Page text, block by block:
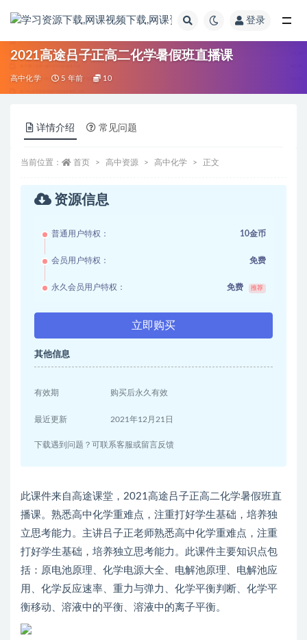
登录
2021高途吕子正高二化学暑假班直播课
高中化学 5 年前 10
详情介绍 常见问题
当前位置： 首页 高中资源 高中化学 正文
资源信息
普通用户特权： 10金币
会员用户特权： 免费
永久会员用户特权： 免费 推荐
立即购买
其他信息
有效期 购买后永久有效
最近更新 2021年12月21日
下载遇到问题？可联系客服或留言反馈
此课件来自高途课堂，2021高途吕子正高二化学暑假班直
播课。熟悉高中化学重难点，注重打好学生基础，培养独
立思考能力。主讲吕子正老师熟悉高中化学重难点，注重
打好学生基础，培养独立思考能力。此课件主要知识点包
括：原电池原理、化学电源大全、电解池原理、电解池应
用、化学反应速率、重力与弹力、化学平衡判断、化学平
衡移动、溶液中的平衡、溶液中的离子平衡。